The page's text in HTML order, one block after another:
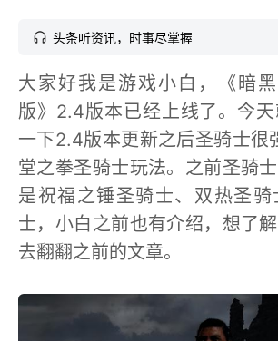
头条听资讯，时事尽掌握
大家好我是游戏小白，《暗
版》2.4版本已经上线了。今
一下2.4版本更新之后圣骑士很
堂之拳圣骑士玩法。之前圣骑
是祝福之锤圣骑士、双热圣
士，小白之前也有介绍，想了
去翻翻之前的文章。